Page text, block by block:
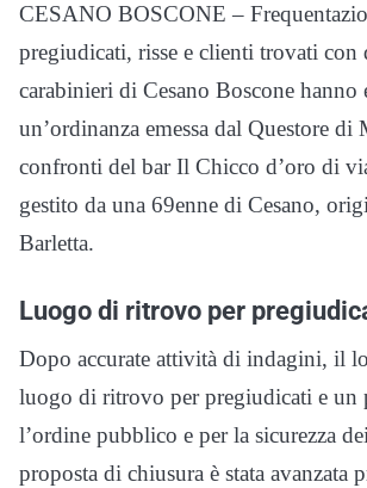
CESANO BOSCONE –
pregiudicati, risse e clienti trovati
carabinieri di Cesano Boscone hanno
un’ordinanza emessa dal Questore di
confronti del bar Il Chicco d’oro di
gestito da una 69enne di Cesano,
Barletta.
Luogo di ritrovo per
Dopo accurate attività di indagini, il
luogo di ritrovo per pregiudicati e un
l’ordine pubblico e per la sicurezza
proposta di chiusura è stata avanzata